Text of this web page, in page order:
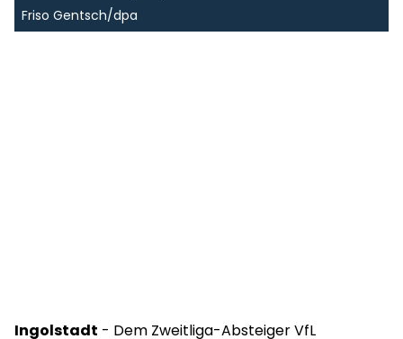
Friso Gentsch/dpa
Ingolstadt - Dem Zweitliga-Absteiger VfL